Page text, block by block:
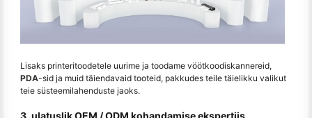
Lisaks printeritoodetele uurime ja toodame vöötkoodiskannereid,
PDA-sid ja muid täiendavaid tooteid, pakkudes teile täielikku valikut
teie süsteemilahenduste jaoks.
3. ulatuslik OEM / ODM kohandamise ekspertiis